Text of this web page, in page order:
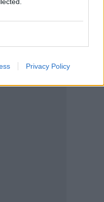
Privacy Policy
και τις ίσες
ομάδες τους μια
αντίκτυπο.